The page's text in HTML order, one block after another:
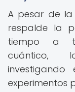
A pesar de
respalde la
tiempo a
cuántico,
investigando
experimentos